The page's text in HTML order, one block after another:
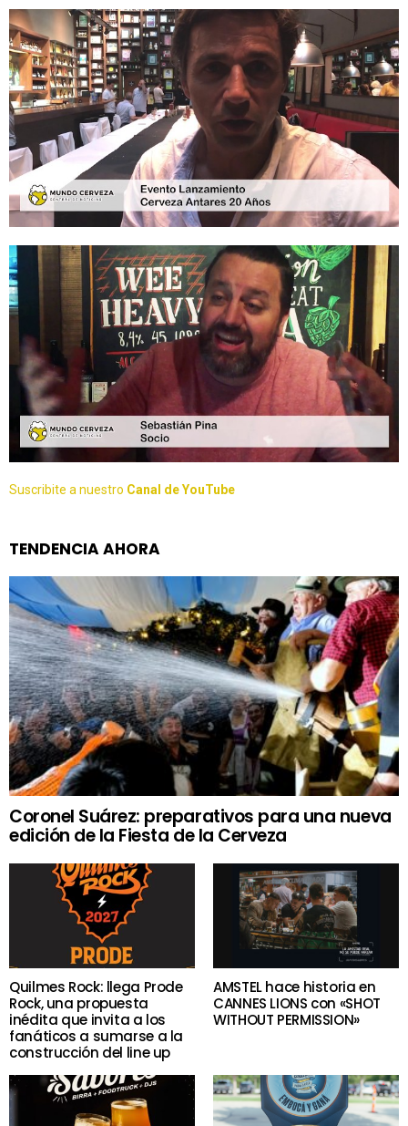
Suscribite a nuestro Canal de YouTube
TENDENCIA AHORA
Coronel Suárez: preparativos para una nueva
edición de la Fiesta de la Cerveza
Quilmes Rock: llega Prode
Rock, una propuesta
inédita que invita a los
fanáticos a sumarse a la
construcción del line up
AMSTEL hace historia en
CANNES LIONS con «SHOT
WITHOUT PERMISSION»